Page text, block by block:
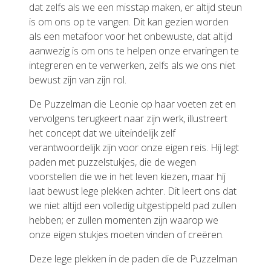
dat zelfs als we een misstap maken, er altijd steun
is om ons op te vangen. Dit kan gezien worden
als een metafoor voor het onbewuste, dat altijd
aanwezig is om ons te helpen onze ervaringen te
integreren en te verwerken, zelfs als we ons niet
bewust zijn van zijn rol.
De Puzzelman die Leonie op haar voeten zet en
vervolgens terugkeert naar zijn werk, illustreert
het concept dat we uiteindelijk zelf
verantwoordelijk zijn voor onze eigen reis. Hij legt
paden met puzzelstukjes, die de wegen
voorstellen die we in het leven kiezen, maar hij
laat bewust lege plekken achter. Dit leert ons dat
we niet altijd een volledig uitgestippeld pad zullen
hebben; er zullen momenten zijn waarop we
onze eigen stukjes moeten vinden of creëren.
Deze lege plekken in de paden die de Puzzelman